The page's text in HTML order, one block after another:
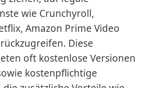
wie Crunchyroll,
Amazon Prime Video
Diese
oft kostenlose Versionen
kostenpflichtige